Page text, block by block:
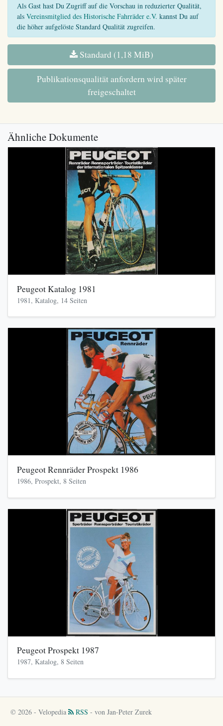
Als Gast hast Du Zugriff auf die Vorschau in reduzierter Qualität,
als Vereinsmitglied des Historische Fahrräder e.V. kannst Du auf
die höher aufgelöste Standard Qualität zugreifen.
Standard (1,18 MiB)
Publikationsqualität anfordern wird später
freigeschaltet
Ähnliche Dokumente
Peugeot Katalog 1981
1981, Katalog, 14 Seiten
Peugeot Rennräder Prospekt 1986
1986, Prospekt, 8 Seiten
Peugeot Prospekt 1987
1987, Katalog, 8 Seiten
© 2026 - Velopedia RSS - von Jan-Peter Zurek